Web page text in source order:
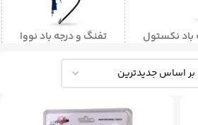
باد نکستول تفنگ و درجه باد نووا